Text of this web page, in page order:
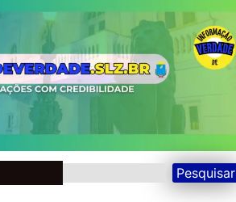
Pesquisar